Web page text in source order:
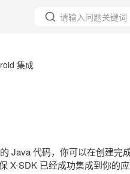
集成
Java 代码，你可以在创建完
X-SDK 已经成功集成到你的应